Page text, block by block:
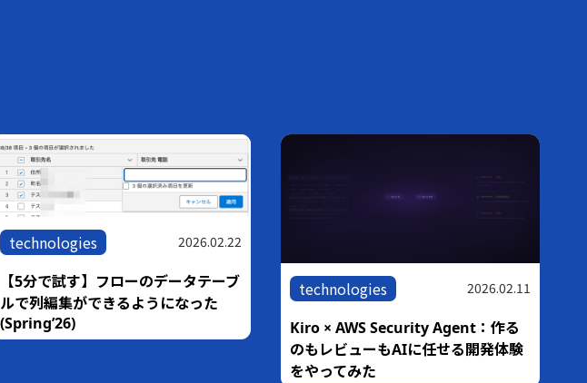
technologies 2026.02.22
【5分で試す】フローのデータテーブ
ルで列編集ができるようになった
(Spring’26)
technologies 2026.02.11
Kiro × AWS Security Agent：作る
のもレビューもAIに任せる開発体験
をやってみた